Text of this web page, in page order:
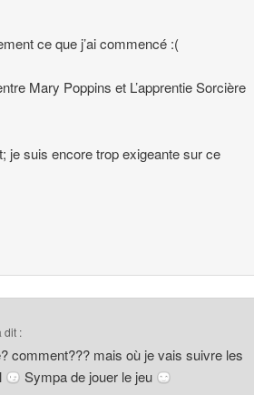
ce que j’ai commencé :(
Mary Poppins et L’apprentie Sorcière
je suis encore trop exigeante sur ce
dit :
comment??? mais où je vais suivre les
Sympa de jouer le jeu